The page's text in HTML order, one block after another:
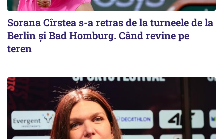
Sorana Cîrstea s-a retras de la turneele de la
Berlin și Bad Homburg. Când revine pe
teren